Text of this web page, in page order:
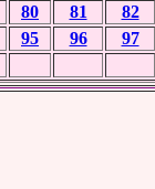
80 81
82
95 96
97